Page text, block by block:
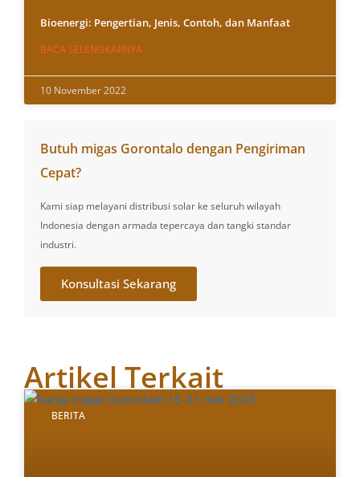
Bioenergi: Pengertian, Jenis, Contoh, dan Manfaat
BACA SELENGKAPNYA
10 November 2022
Butuh migas Gorontalo dengan Pengiriman
Cepat?
Kami siap melayani distribusi solar ke seluruh wilayah
Indonesia dengan armada tepercaya dan tangki standar
industri.
Konsultasi Sekarang
Artikel Terkait
BERITA